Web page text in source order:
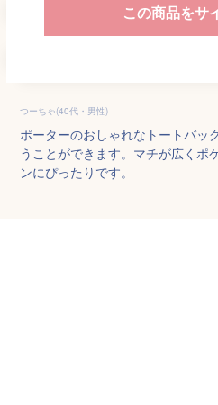
この商品をサ
つーちゃ(40代・男性)
ポーターのおしゃれなトートバッ
うことができます。マチが広くポ
ンにぴったりです。